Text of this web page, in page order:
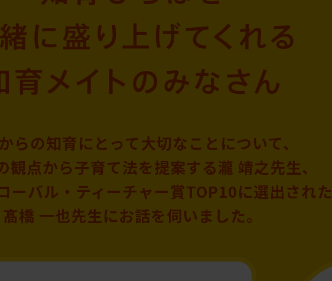
らの知育にとって大切なことについて、
観点から子育て法を提案する瀧 靖之先生、
ーバル・ティーチャー賞TOP10に選出された
髙橋 一也先生にお話を伺いました。